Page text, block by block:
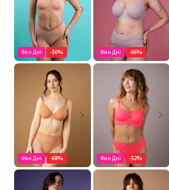
Фан Дні -50% Фан Дні -66%
Фан Дні -68% Фан Дні -52%